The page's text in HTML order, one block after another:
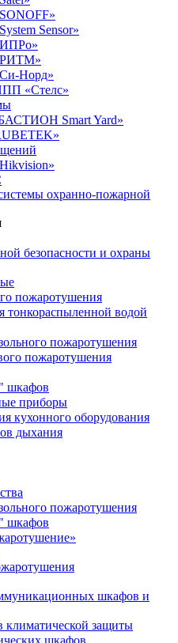
Sensor»
Норд»
«Стелс»
Smart Yard»
охранно-пожарной
безопасности и охраны
пожаротушения
водой
пожаротушения
пожаротушения
шкафов
приборы
кухонного оборудования
дыхания
пожаротушения
шкафов
шкафов и
климатической защиты
шкафов